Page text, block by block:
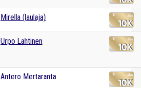
Mirella (laulaja)
Urpo Lahtinen
Antero Mertaranta